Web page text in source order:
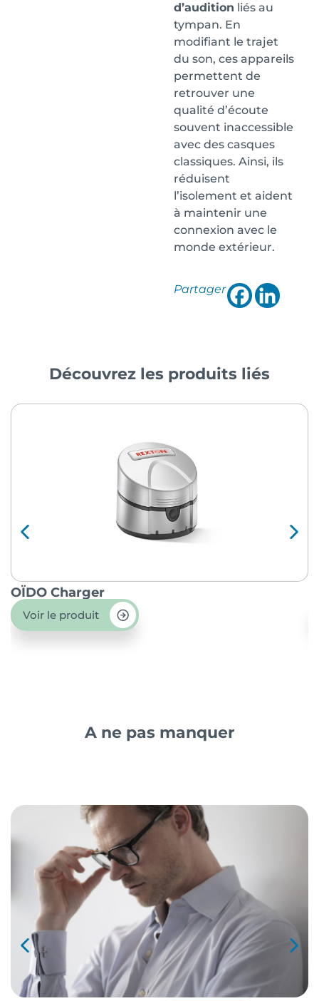
d’audition liés au
tympan. En
modifiant le trajet
du son, ces appareils
permettent de
retrouver une
qualité d’écoute
souvent inaccessible
avec des casques
classiques. Ainsi, ils
réduisent
l’isolement et aident
à maintenir une
connexion avec le
monde extérieur.
Partager
Découvrez les produits liés
OÏDO Charger
Voir le produit
A ne pas manquer